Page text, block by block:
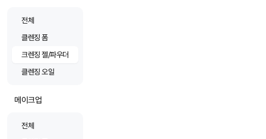
전체
클렌징 폼
크렌징 젤/파우더
클렌징 오일
메이크업
전체